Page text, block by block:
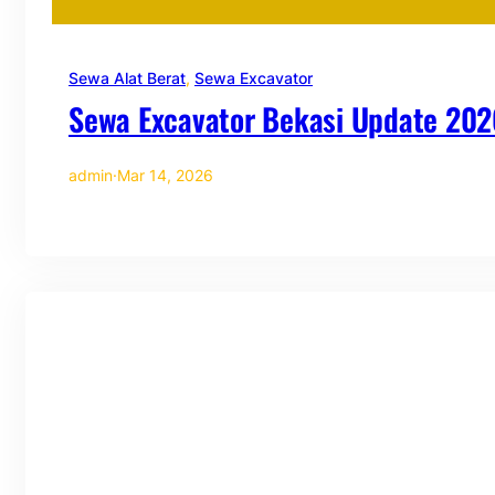
Sewa Alat Berat, Sewa Excavator
Sewa Excavator Bekasi Update
admin·Mar 14, 2026